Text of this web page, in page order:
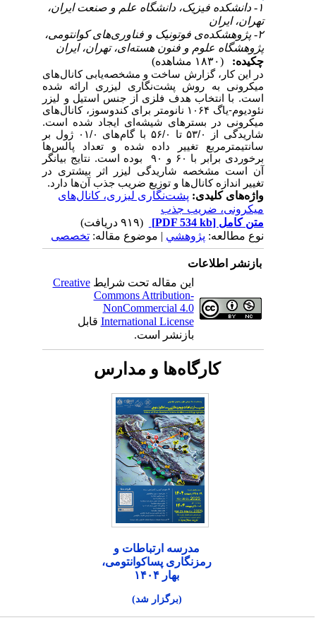
۱- دانشکده فیزیک، دانشگاه علم و صنعت ایران،
تهران، ایران
۲- پژوهشکده‌ی فوتونیک و فناوری‌های کوانتومی،
پژوهشگاه علوم و فنون هسته‌ای، تهران، ایران
چکیده:
در این کار، گزارش ساخت و مشخصه‌­یابی کانال­‌های
میکرونی به روش پشت‌­نگاری لیزری ارائه شده
است. با انتخاب هدف فلزی از جنس استیل و لیزر
نئودیوم-یاگ ۱۰۶۴ نانومتر برای کندوسوز، کانال­‌های
میکرونی در بسترهای شیشه‌­ای ایجاد شده است.
شاریدگی از ۵۳/۰ تا ۵۶/۰ با گام­‌های ۰۱/۰ ژول بر
سانتی­مترمربع تغییر داده شده و تعداد پالس‌­ها
برخوردی برابر با ۶۰
و ۹۰ بوده است. نتایج بیانگر
آن است مشخصه شاریدگی لیزر اثر بیش­تری در
تغییر اندازه کانال‌­ها و توزیع ضریب جذب آن‌­ها دارد.
واژه‌های کلیدی:پشت‌نگاری لیزری، کانال‌های
میکرونی، ضریب جذب
متن کامل[PDF 534 kb]
نوع مطالعه:پژوهشي| موضوع مقاله:تخصصی
بازنشر اطلاعات
این مقاله تحت شرایطCreative
Commons Attribution-
NonCommercial 4.0
International Licenseقابل
بازنشر است.
کارگاه‌ها و مدارس
مدرسه ارتباطات و
رمزنگاری پساکوانتومی،
بهار ۱۴۰۴
(برگزار شد)